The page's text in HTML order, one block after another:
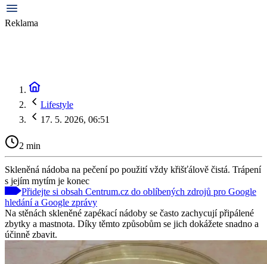
Reklama
Lifestyle
17. 5. 2026, 06:51
2 min
Skleněná nádoba na pečení po použití vždy křišťálově čistá. Trápení
s jejím mytím je konec
Přidejte si obsah Centrum.cz do oblíbených zdrojů pro Google
hledání a Google zprávy
Na stěnách skleněné zapékací nádoby se často zachycují připálené
zbytky a mastnota. Díky těmto způsobům se jich dokážete snadno a
účinně zbavit.